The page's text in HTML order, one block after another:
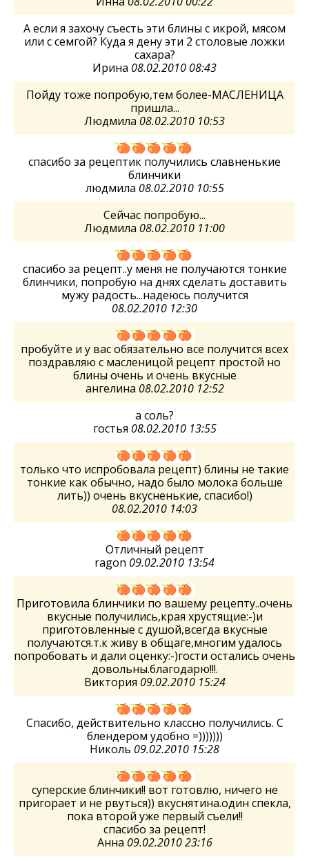
А если я захочу съесть эти блины с икрой, мясом
или с семгой? Куда я дену эти 2 столовые ложки
сахара?
Ирина 08.02.2010 08:43
Пойду тоже попробую,тем более-МАСЛЕНИЦА
пришла...
Людмила 08.02.2010 10:53
спасибо за рецептик получились славненькие
блинчики
людмила 08.02.2010 10:55
Сейчас попробую...
Людмила 08.02.2010 11:00
спасибо за рецепт..у меня не получаются тонкие
блинчики, попробую на днях сделать доставить
мужу радость...надеюсь получится
08.02.2010 12:30
пробуйте и у вас обязательно все получится всех
поздравляю с масленицой рецепт простой но
блины очень и очень вкусные
ангелина 08.02.2010 12:52
а соль?
гостья 08.02.2010 13:55
только что испробовала рецепт) блины не такие
тонкие как обычно, надо было молока больше
лить)) очень вкусненькие, спасибо!)
08.02.2010 14:03
Отличный рецепт
ragon 09.02.2010 13:54
Приготовила блинчики по вашему рецепту..очень
вкусные получились,края хрустящие:-)и
приготовленные с душой,всегда вкусные
получаются.т.к живу в общаге,многим удалось
попробовать и дали оценку:-)гости остались очень
довольны.благодарю!!!.
Виктория 09.02.2010 15:24
Спасибо, действительно классно получились. С
блендером удобно =)))))))
Николь 09.02.2010 15:28
суперские блинчики!! вот готовлю, ничего не
пригорает и не рвуться)) вкуснятина.один спекла,
пока второй уже первый съели!!
спасибо за рецепт!
Анна 09.02.2010 23:16